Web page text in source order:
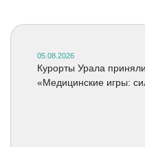
05.08.2026
Курорты Урала
«Медицинские игры: